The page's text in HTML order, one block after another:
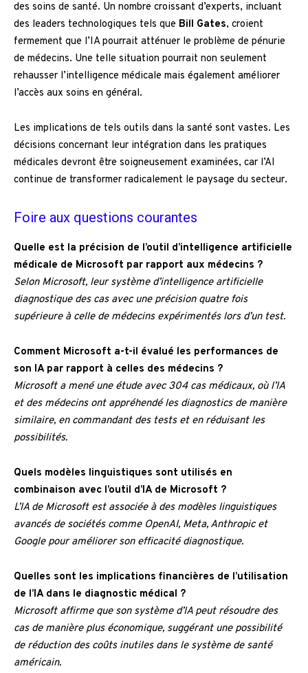
des soins de santé. Un nombre croissant d’experts, incluant
des leaders technologiques tels que Bill Gates, croient
fermement que l’IA pourrait atténuer le problème de pénurie
de médecins. Une telle situation pourrait non seulement
rehausser l’intelligence médicale mais également améliorer
l’accès aux soins en général.
Les implications de tels outils dans la santé sont vastes. Les
décisions concernant leur intégration dans les pratiques
médicales devront être soigneusement examinées, car l’AI
continue de transformer radicalement le paysage du secteur.
Foire aux questions courantes
Quelle est la précision de l’outil d’intelligence artificielle
médicale de Microsoft par rapport aux médecins ?
Selon Microsoft, leur système d’intelligence artificielle
diagnostique des cas avec une précision quatre fois
supérieure à celle de médecins expérimentés lors d’un test.
Comment Microsoft a-t-il évalué les performances de
son IA par rapport à celles des médecins ?
Microsoft a mené une étude avec 304 cas médicaux, où l’IA
et des médecins ont appréhendé les diagnostics de manière
similaire, en commandant des tests et en réduisant les
possibilités.
Quels modèles linguistiques sont utilisés en
combinaison avec l’outil d’IA de Microsoft ?
L’IA de Microsoft est associée à des modèles linguistiques
avancés de sociétés comme OpenAI, Meta, Anthropic et
Google pour améliorer son efficacité diagnostique.
Quelles sont les implications financières de l’utilisation
de l’IA dans le diagnostic médical ?
Microsoft affirme que son système d’IA peut résoudre des
cas de manière plus économique, suggérant une possibilité
de réduction des coûts inutiles dans le système de santé
américain.